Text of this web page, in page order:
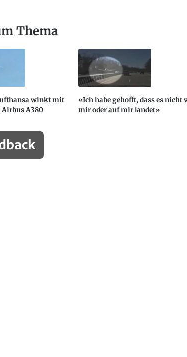
Thema
winkt mit
Airbus A380
«Ich habe gehofft, dass es nicht
mir oder auf mir landet»